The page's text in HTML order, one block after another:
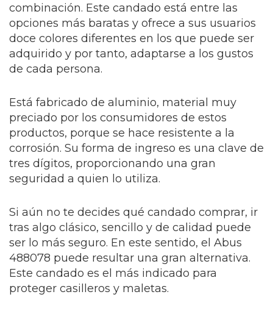
combinación. Este candado está entre las
opciones más baratas y ofrece a sus usuarios
doce colores diferentes en los que puede ser
adquirido y por tanto, adaptarse a los gustos
de cada persona.
Está fabricado de aluminio, material muy
preciado por los consumidores de estos
productos, porque se hace resistente a la
corrosión. Su forma de ingreso es una clave de
tres dígitos, proporcionando una gran
seguridad a quien lo utiliza.
Si aún no te decides qué candado comprar, ir
tras algo clásico, sencillo y de calidad puede
ser lo más seguro. En este sentido, el Abus
488078 puede resultar una gran alternativa.
Este candado es el más indicado para
proteger casilleros y maletas.